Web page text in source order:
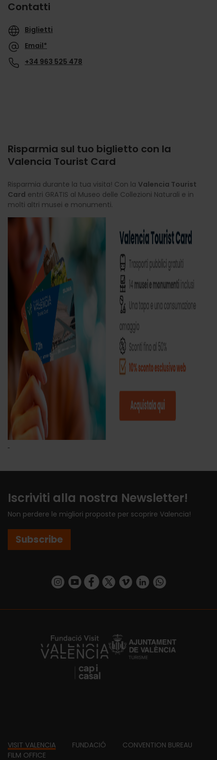
Contatti
Biglietti
Email*
+34 963 525 478
Risparmia sul tuo biglietto con la
Valencia Tourist Card
Risparmia durante la tua visita! Con la Valencia Tourist
Card entri GRATIS al Museo delle Collezioni Naturali e in
molti altri musei e monumenti.
Iscriviti alla nostra Newsletter!
Non perdere le migliori proposte per scoprire Valencia!
Subscribe
https://www.instagram.com/visit_valencia/
https://www.youtube.com/user/
https://www.facebook.com/
https://twitter.com/VisitaValencia
https://vimeo.com/
https://www.linkedin.com/company/turismo-valencia/https://api.whatsapp.com/send/
https://fundacion.visitvalencia.com/
Footer
VISIT VALENCIA FUNDACIÓ
CONVENTION BUREAU
FILM OFFICE